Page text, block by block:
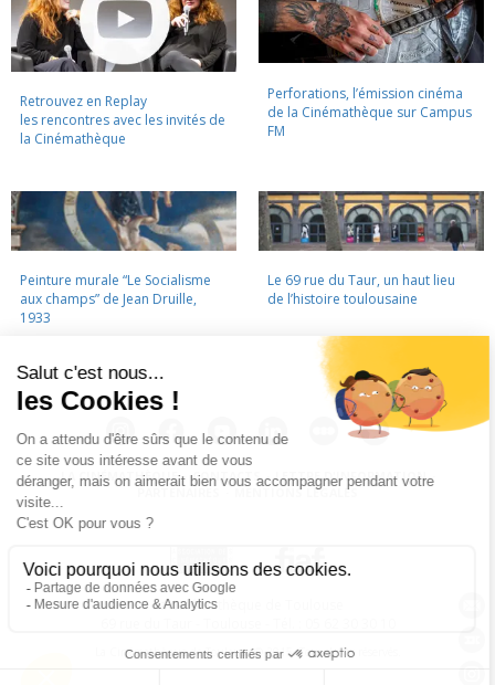
Retrouvez en Replay
les rencontres avec les invités de
la Cinémathèque
Perforations, l’émission cinéma
de la Cinémathèque sur Campus
FM
Peinture murale “Le Socialisme
aux champs” de Jean Druille,
1933
Le 69 rue du Taur, un haut lieu
de l’histoire toulousaine
LA CINÉMATHÈQUE · CONTACTS · LETTRE D'INFORMATION ·
PARTENAIRES
MENTIONS LÉGALES
La Cinémathèque de Toulouse
La Cinémathèque de Toulouse © 2015. Tous droits réservés.